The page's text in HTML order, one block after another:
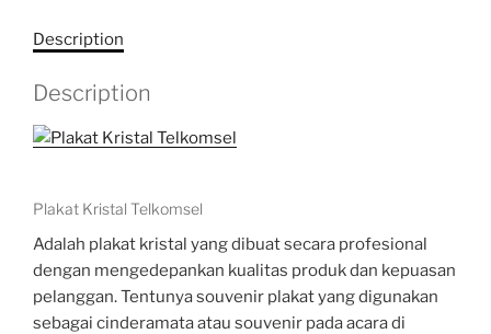
Description
Description
Plakat Kristal Telkomsel
Adalah plakat kristal yang dibuat secara profesional
dengan mengedepankan kualitas produk dan kepuasan
pelanggan. Tentunya souvenir plakat yang digunakan
sebagai cinderamata atau souvenir pada acara di